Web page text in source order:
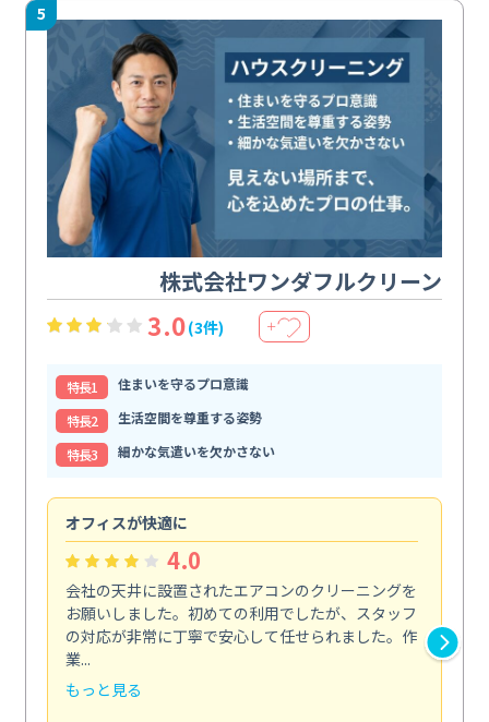
5
株式会社ワンダフルクリーン
3.0(3件) ＋
特⻑1
住まいを守るプロ意識
特⻑2
生活空間を尊重する姿勢
特⻑3
細かな気遣いを欠かさない
オフィスが快適に
4.0
会社の天井に設置されたエアコンのクリーニングを
お願いしました。初めての利用でしたが、スタッフ
の対応が非常に丁寧で安心して任せられました。作
業...
もっと見る